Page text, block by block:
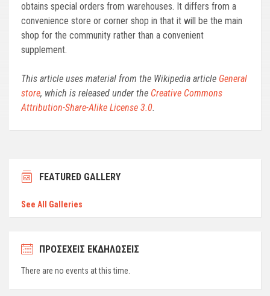
obtains special orders from warehouses. It differs from a
convenience store or corner shop in that it will be the main
shop for the community rather than a convenient
supplement.
This article uses material from the Wikipedia article General
store, which is released under the Creative Commons
Attribution-Share-Alike License 3.0.
FEATURED GALLERY
See All Galleries
ΠΡΟΣΕΧΕΙΣ ΕΚΔΗΛΩΣΕΙΣ
There are no events at this time.